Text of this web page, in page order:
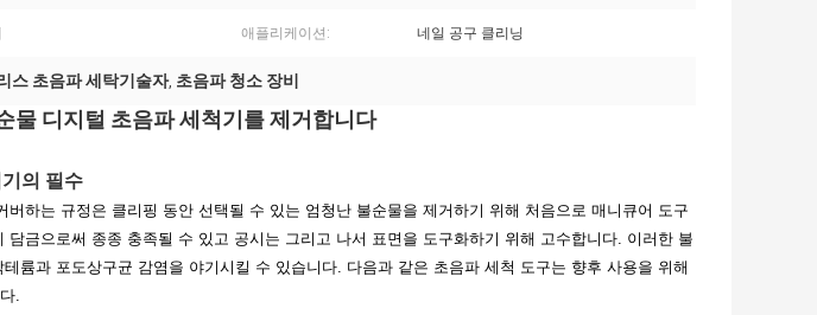
애플리케이션: 네일 공구 클리닝
스 초음파 세탁기술자, 초음파 청소 장비
물 디지털 초음파 세척기를 제거합니다
의 필수
버하는 규정은 클리핑 동안 선택될 수 있는 엄청난 불순물을 제거하기 위해 처음으로 매니큐어 도구
담금으로써 종종 충족될 수 있고 공시는 그리고 나서 표면을 도구화하기 위해 고수합니다. 이러한 불
륨과 포도상구균 감염을 야기시킬 수 있습니다. 다음과 같은 초음파 세척 도구는 향후 사용을 위해
.